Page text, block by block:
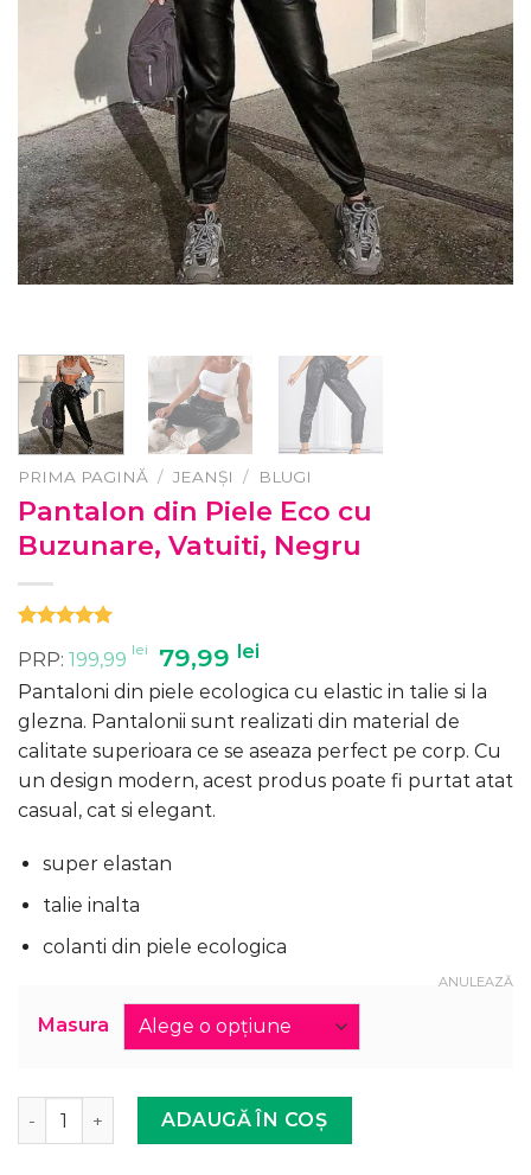
PRIMA PAGINĂ / JEANȘI / BLUGI
Pantalon din Piele Eco cu
Buzunare, Vatuiti, Negru
5.00din 5
pe baza a
evaluări de
la clienți
PRP: 199,99 lei
Prețul
inițial
199,99 lei.
79,99 leiPrețul
curent
este:
Pantaloni din piele ecologica cu elastic in talie si la
glezna. Pantalonii sunt realizati din material de
calitate superioara ce se aseaza perfect pe corp. Cu
un design modern, acest produs poate fi purtat atat
casual, cat si elegant.
super elastan
talie inalta
colanti din piele ecologica
Masura
ANULEAZĂ
Cantitate Pantalon din Piele Eco cu Buzunare, Vatuiti,
ADAUGĂ ÎN COȘ